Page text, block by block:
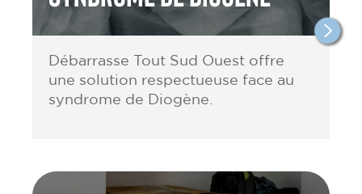
Débarrasse Tout Sud Ouest offre
une solution respectueuse face au
syndrome de Diogène.